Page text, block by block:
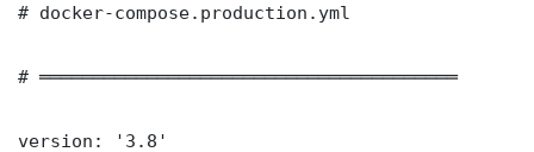
# docker-compose.production.yml
# ═══════════════════════════════════════
version: '3.8'